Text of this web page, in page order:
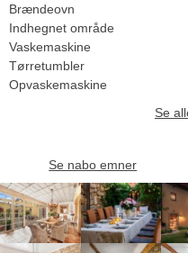
Brændeovn
Indhegnet område
Vaskemaskine
Tørretumbler
Opvaskemaskine
Se
Se nabo emner